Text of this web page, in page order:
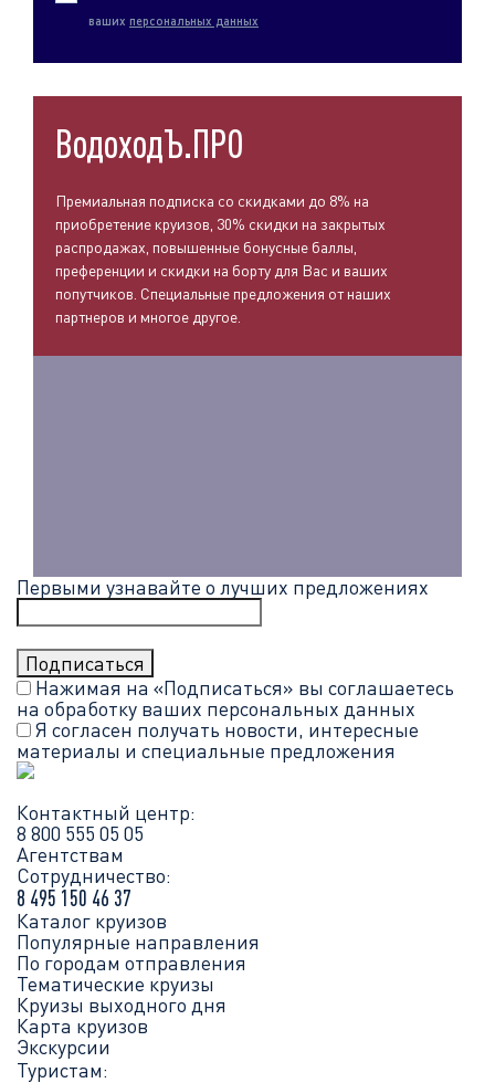
ваших персональных данных
ВодоходЪ.ПРО
Премиальная подписка со скидками до 8% на
приобретение круизов, 30% скидки на закрытых
распродажах, повышенные бонусные баллы,
преференции и скидки на борту для Вас и ваших
попутчиков. Специальные предложения от наших
партнеров и многое другое.
Первыми узнавайте о лучших предложениях
Нажимая на «Подписаться» вы соглашаетесь
на обработку ваших персональных данных
Я согласен получать новости, интересные
материалы и специальные предложения
Контактный центр:
8 800 555 05 05
Агентствам
Сотрудничество:
8 495 150 46 37
Каталог круизов
Популярные направления
По городам отправления
Тематические круизы
Круизы выходного дня
Карта круизов
Экскурсии
Туристам: